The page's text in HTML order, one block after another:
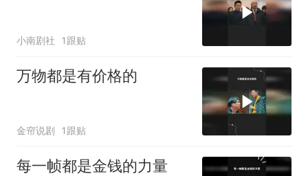
小南剧社 1跟贴
万物都是有价格的
金帘说剧 1跟贴
每一帧都是金钱的力量